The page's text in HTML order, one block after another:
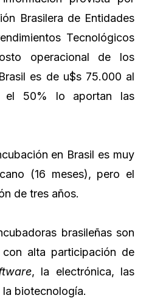
Brasilera de Entidades
Tecnológicos
operacional de los
es de u$s 75.000 al
el 50% lo aportan las
en Brasil es muy
(16 meses), pero el
de tres años.
brasileñas son
alta participación de
, la electrónica, las
biotecnología.